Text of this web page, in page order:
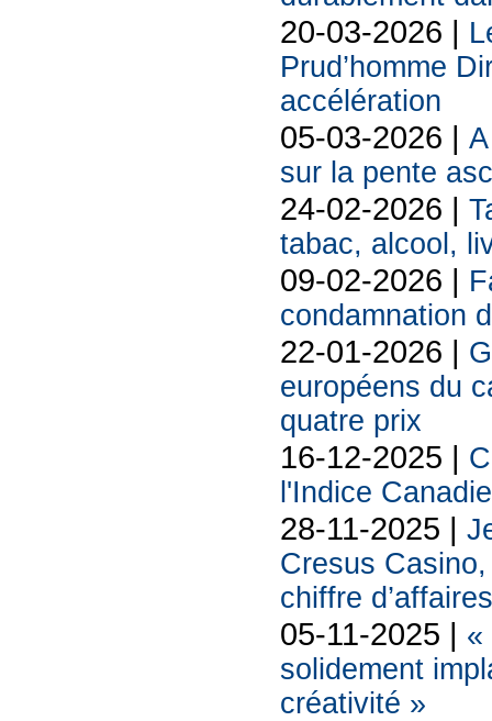
20-03-2026 |
Prud’homme
accélération
05-03-2026 |
sur la pente
24-02-2026 |
tabac, alcool,
09-02-2026 |
condamnation
22-01-2026 |
européens du
quatre prix
16-12-2025 |
l'Indice
28-11-2025 |
Cresus
chiffre d’affaires
05-11-2025 | «
solidement
créativité »